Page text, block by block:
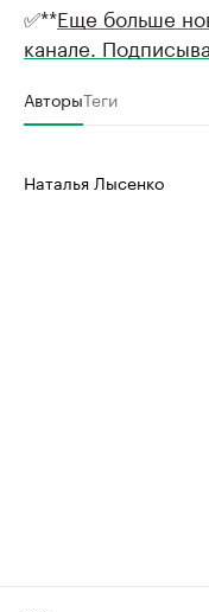
✅**Еще больше
канале.
АвторыТеги
Наталья Лысенко